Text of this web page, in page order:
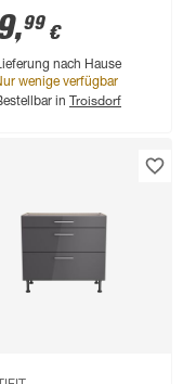
eichefarben
70,4 x 34,9 cm
,99 €
nach Hause
wenige verfügbar
in Troisdorf